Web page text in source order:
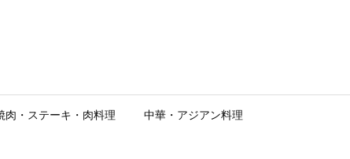
肉・ステーキ・肉料理 中華・アジアン料理